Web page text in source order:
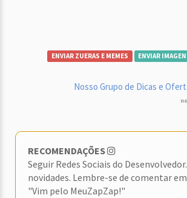
ENVIAR ZUERAS E MEMES ENVIAR
Nosso Grupo de Dicas e
RECOMENDAÇÕES
Seguir Redes Sociais do
novidades. Lembre-se de comentar
"Vim pelo MeuZapZap!"